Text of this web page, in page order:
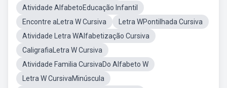
Atividade AlfabetoEducação Infantil
Encontre aLetra W Cursiva
Letra WPontilhada Cursiva
Atividade Letra WAlfabetização Cursiva
CaligrafiaLetra W Cursiva
Atividade Familia CursivaDo Alfabeto W
Letra W CursivaMinúscula